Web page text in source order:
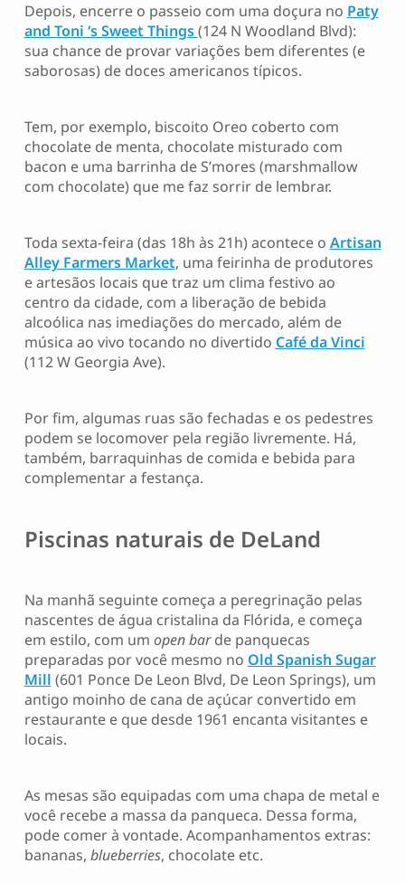
Depois, encerre o passeio com uma doçura no Paty
and Toni ‘s Sweet Things(124 N Woodland Blvd):
sua chance de provar variações bem diferentes (e
saborosas) de doces americanos típicos.
Tem, por exemplo, biscoito Oreo coberto com
chocolate de menta, chocolate misturado com
bacon e uma barrinha de S’mores (marshmallow
com chocolate) que me faz sorrir de lembrar.
Toda sexta-feira (das 18h às 21h) acontece o Artisan
Alley Farmers Market, uma feirinha de produtores
e artesãos locais que traz um clima festivo ao
centro da cidade, com a liberação de bebida
alcoólica nas imediações do mercado, além de
música ao vivo tocando no divertido Café da Vinci
(112 W Georgia Ave).
Por fim, algumas ruas são fechadas e os pedestres
podem se locomover pela região livremente. Há,
também, barraquinhas de comida e bebida para
complementar a festança.
Piscinas naturais de DeLand
Na manhã seguinte começa a peregrinação pelas
nascentes de água cristalina da Flórida, e começa
em estilo, com um open barde panquecas
preparadas por você mesmo no Old Spanish Sugar
Mill (601 Ponce De Leon Blvd, De Leon Springs), um
antigo moinho de cana de açúcar convertido em
restaurante e que desde 1961 encanta visitantes e
locais.
As mesas são equipadas com uma chapa de metal e
você recebe a massa da panqueca. Dessa forma,
pode comer à vontade. Acompanhamentos extras:
bananas, blueberries, chocolate etc.